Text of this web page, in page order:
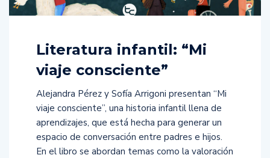
Literatura infantil: “Mi
viaje consciente”
Alejandra Pérez y Sofía Arrigoni presentan “Mi
viaje consciente”, una historia infantil llena de
aprendizajes, que está hecha para generar un
espacio de conversación entre padres e hijos.
En el libro se abordan temas como la valoración